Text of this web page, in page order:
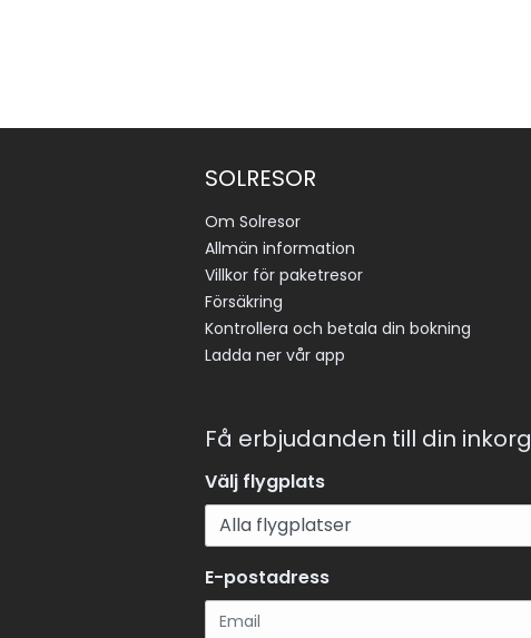
SOLRESOR
Om Solresor
Allmän information
Villkor för paketresor
Försäkring
Kontrollera och betala din bokning
Ladda ner vår app
Få erbjudanden till din inkorg
Välj flygplats
E-postadress